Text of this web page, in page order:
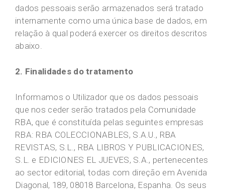
dados pessoais serão armazenados será tratado
internamente como uma única base de dados, em
relação à qual poderá exercer os direitos descritos
abaixo.
2. Finalidades do tratamento
Informamos o Utilizador que os dados pessoais
que nos ceder serão tratados pela Comunidade
RBA, que é constituída pelas seguintes empresas
RBA: RBA COLECCIONABLES, S.A.U., RBA
REVISTAS, S.L., RBA LIBROS Y PUBLICACIONES,
S.L. e EDICIONES EL JUEVES, S.A., pertenecentes
ao sector editorial, todas com direção em Avenida
Diagonal, 189, 08018 Barcelona, Espanha. Os seus